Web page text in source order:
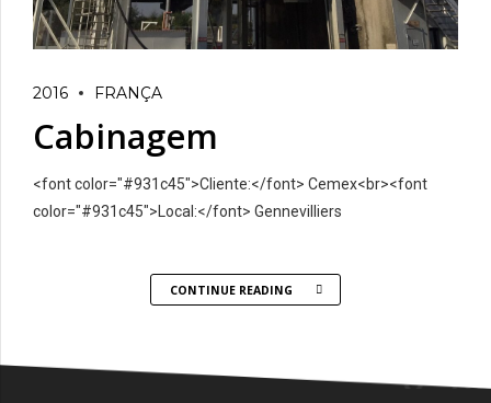
2016 FRANÇA
Cabinagem
<font color="#931c45">Cliente:</font> Cemex<br><font
color="#931c45">Local:</font> Gennevilliers
CONTINUE READING